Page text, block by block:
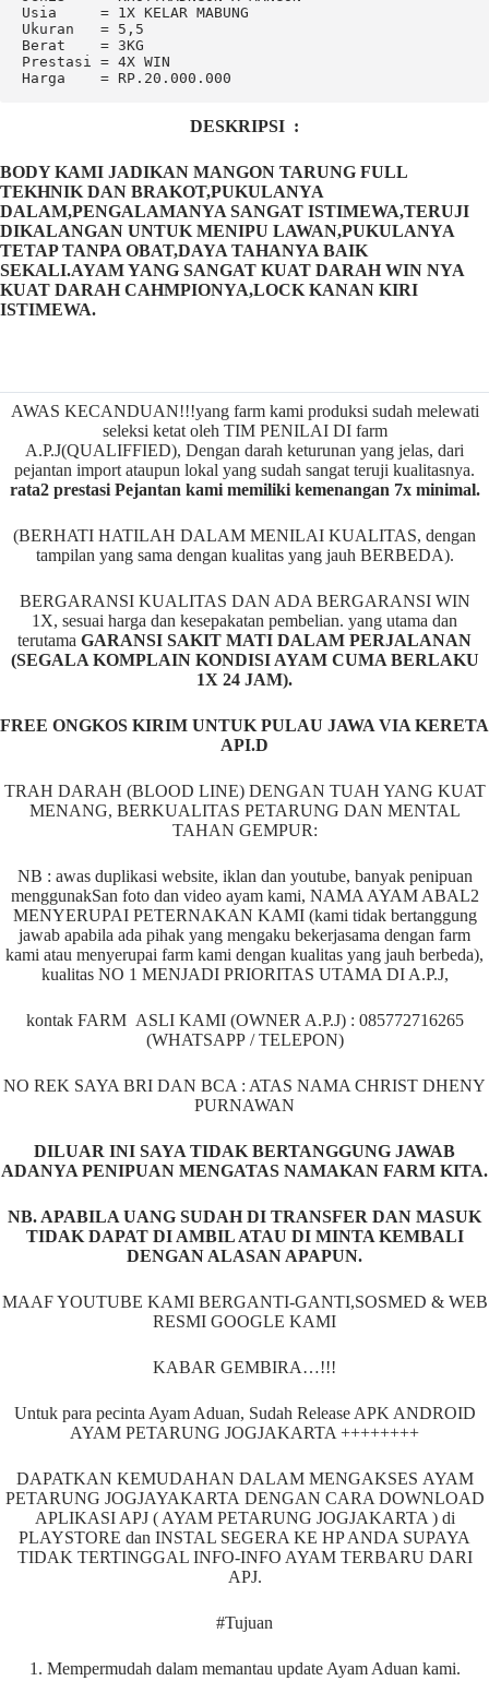
Usia     = 1X KELAR MABUNG
Ukuran   = 5,5
Berat    = 3KG
Prestasi = 4X WIN
Harga    = RP.20.000.000
DESKRIPSI :
BODY KAMI JADIKAN MANGON TARUNG FULL
TEKHNIK DAN BRAKOT,PUKULANYA
DALAM,PENGALAMANYA SANGAT ISTIMEWA,TERUJI
DIKALANGAN UNTUK MENIPU LAWAN,PUKULANYA
TETAP TANPA OBAT,DAYA TAHANYA BAIK
SEKALI.AYAM YANG SANGAT KUAT DARAH WIN NYA
KUAT DARAH CAHMPIONYA,LOCK KANAN KIRI
ISTIMEWA.
AWAS KECANDUAN!!!yang farm kami produksi sudah melewati
seleksi ketat oleh TIM PENILAI DI farm
A.P.J(QUALIFFIED), Dengan darah keturunan yang jelas, dari
pejantan import ataupun lokal yang sudah sangat teruji kualitasnya.
rata2 prestasi Pejantan kami memiliki kemenangan 7x minimal.
(BERHATI HATILAH DALAM MENILAI KUALITAS, dengan
tampilan yang sama dengan kualitas yang jauh BERBEDA).
BERGARANSI KUALITAS DAN ADA BERGARANSI WIN
1X, sesuai harga dan kesepakatan pembelian. yang utama dan
terutama GARANSI SAKIT MATI DALAM PERJALANAN
(SEGALA KOMPLAIN KONDISI AYAM CUMA BERLAKU
1X 24 JAM).
FREE ONGKOS KIRIM UNTUK PULAU JAWA VIA KERETA
API.D
TRAH DARAH (BLOOD LINE) DENGAN TUAH YANG KUAT
MENANG, BERKUALITAS PETARUNG DAN MENTAL
TAHAN GEMPUR:
NB : awas duplikasi website, iklan dan youtube, banyak penipuan
menggunakSan foto dan video ayam kami, NAMA AYAM ABAL2
MENYERUPAI PETERNAKAN KAMI (kami tidak bertanggung
jawab apabila ada pihak yang mengaku bekerjasama dengan farm
kami atau menyerupai farm kami dengan kualitas yang jauh berbeda),
kualitas NO 1 MENJADI PRIORITAS UTAMA DI A.P.J,
kontak FARM ASLI KAMI (OWNER A.P.J) : 085772716265
(WHATSAPP / TELEPON)
NO REK SAYA BRI DAN BCA : ATAS NAMA CHRIST DHENY
PURNAWAN
DILUAR INI SAYA TIDAK BERTANGGUNG JAWAB
ADANYA PENIPUAN MENGATAS NAMAKAN FARM KITA.
NB. APABILA UANG SUDAH DI TRANSFER DAN MASUK
TIDAK DAPAT DI AMBIL ATAU DI MINTA KEMBALI
DENGAN ALASAN APAPUN.
MAAF YOUTUBE KAMI BERGANTI-GANTI,SOSMED & WEB
RESMI GOOGLE KAMI
KABAR GEMBIRA…!!!
Untuk para pecinta Ayam Aduan, Sudah Release APK ANDROID
AYAM PETARUNG JOGJAKARTA ++++++++
DAPATKAN KEMUDAHAN DALAM MENGAKSES AYAM
PETARUNG JOGJAYAKARTA DENGAN CARA DOWNLOAD
APLIKASI APJ ( AYAM PETARUNG JOGJAKARTA ) di
PLAYSTORE dan INSTAL SEGERA KE HP ANDA SUPAYA
TIDAK TERTINGGAL INFO-INFO AYAM TERBARU DARI
APJ.
#Tujuan
1. Mempermudah dalam memantau update Ayam Aduan kami.